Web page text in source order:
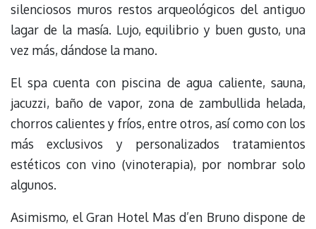
silenciosos muros restos arqueológicos del antiguo
lagar de la masía. Lujo, equilibrio y buen gusto, una
vez más, dándose la mano.
El spa cuenta con piscina de agua caliente, sauna,
jacuzzi, baño de vapor, zona de zambullida helada,
chorros calientes y fríos, entre otros, así como con los
más exclusivos y personalizados tratamientos
estéticos con vino (vinoterapia), por nombrar solo
algunos.
Asimismo, el Gran Hotel Mas d’en Bruno dispone de